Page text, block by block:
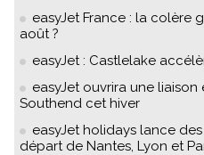
easyJet France : la colère
août ?
easyJet : Castlelake
easyJet ouvrira une
Southend cet hiver
easyJet holidays lance
départ de Nantes, Lyon et